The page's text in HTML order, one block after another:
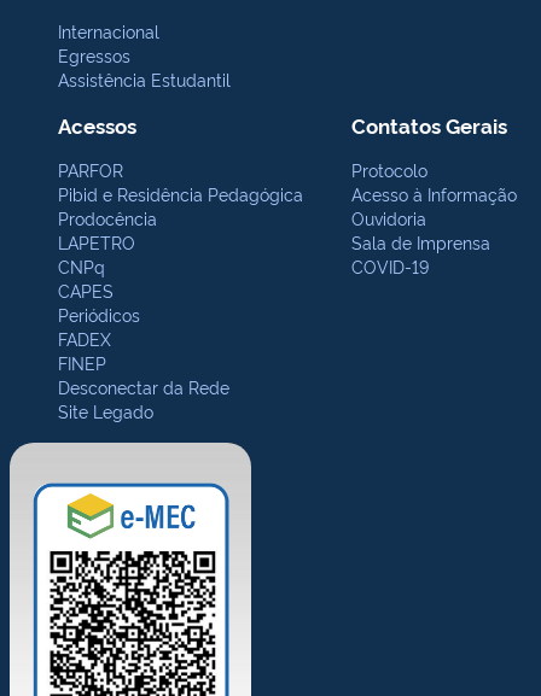
Internacional
Egressos
Assistência Estudantil
Acessos
PARFOR
Pibid e Residência Pedagógica
Prodocência
LAPETRO
CNPq
CAPES
Periódicos
FADEX
FINEP
Desconectar da Rede
Site Legado
Contatos Gerais
Protocolo
Acesso à Informação
Ouvidoria
Sala de Imprensa
COVID-19